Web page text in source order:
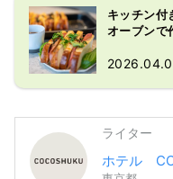
キッチン付
オーブンで
ライター
ホテル